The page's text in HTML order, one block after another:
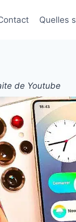
Quelles
de Youtube